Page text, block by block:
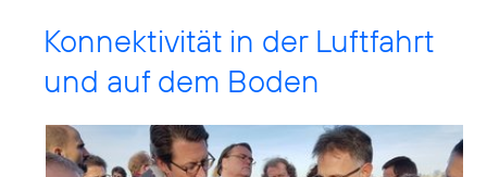
Konnektivität in der Luftfahrt
und auf dem Boden